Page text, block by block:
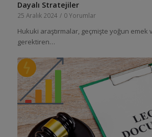
Dayalı Stratejiler
25 Aralık 2024 / 0 Yorumlar
Hukuki araştırmalar, geçmişte yoğun emek
gerektiren…